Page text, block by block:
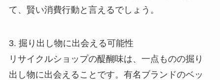
て、賢い消費行動と言えるでしょう。
3. 掘り出し物に出会える可能性
リサイクルショップの醍醐味は、一点ものの掘り
出し物に出会えることです。有名ブランドのベッ